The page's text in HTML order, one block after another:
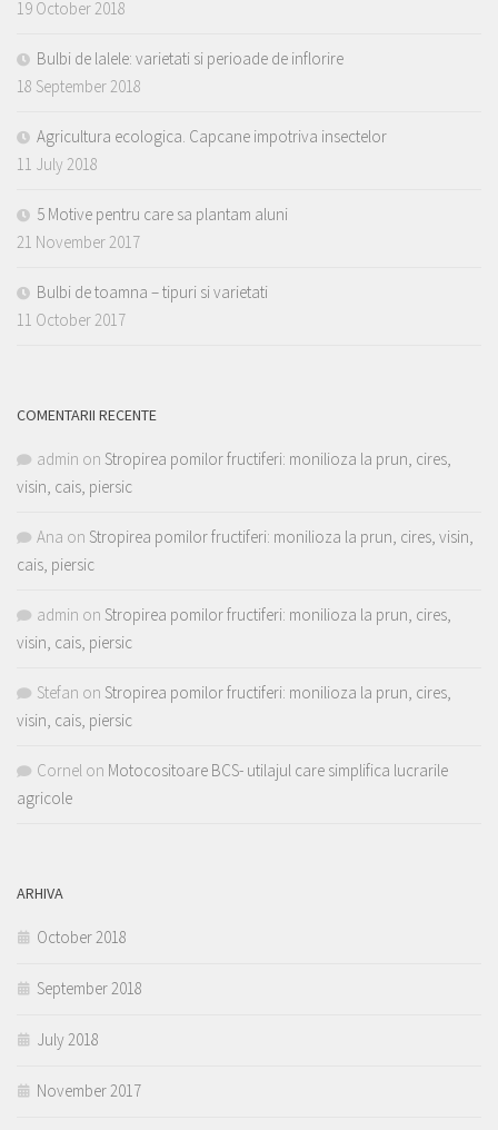
19 October 2018
Bulbi de lalele: varietati si perioade de inflorire
18 September 2018
Agricultura ecologica. Capcane impotriva insectelor
11 July 2018
5 Motive pentru care sa plantam aluni
21 November 2017
Bulbi de toamna – tipuri si varietati
11 October 2017
COMENTARII RECENTE
admin on Stropirea pomilor fructiferi: monilioza la prun, cires,
visin, cais, piersic
Ana on Stropirea pomilor fructiferi: monilioza la prun, cires, visin,
cais, piersic
admin on Stropirea pomilor fructiferi: monilioza la prun, cires,
visin, cais, piersic
Stefan on Stropirea pomilor fructiferi: monilioza la prun, cires,
visin, cais, piersic
Cornel on Motocositoare BCS- utilajul care simplifica lucrarile
agricole
ARHIVA
October 2018
September 2018
July 2018
November 2017